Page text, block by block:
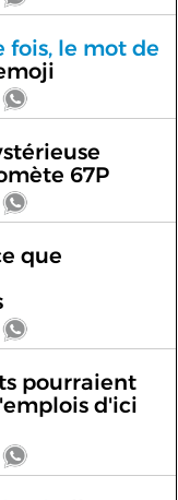
fois, le mot de
67P
que
pourraient
d'ici